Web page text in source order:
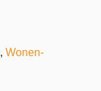
, Wonen-